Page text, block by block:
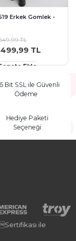
Erkek Gomlek -
TL
TL
Ekle
Bit SSL ile Güvenli
Ödeme
Hediye Paketi
Seçeneği
ile